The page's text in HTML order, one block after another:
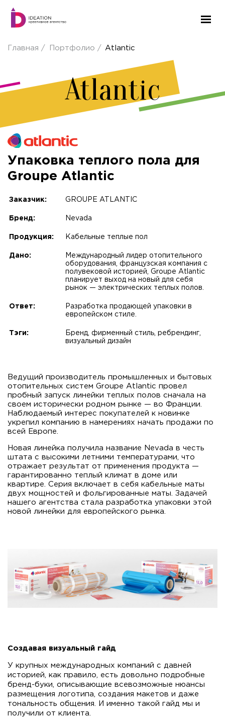
Главная Портфолио Atlantic
Atlantic
Упаковка теплого пола для
Groupe Atlantic
Заказчик: GROUPE ATLANTIC
Бренд: Nevada
Продукция: Кабельные теплые пол
Дано:
Международный лидер отопительного
оборудования, французская компания с
полувековой историей, Groupe Atlantic
планирует выход на новый для себя
рынок — электрических теплых полов.
Ответ:
Разработка продающей упаковки в
европейском стиле.
Тэги:
Бренд, фирменный стиль, ребрендинг,
визуальный дизайн
Ведущий производитель промышленных и бытовых
отопительных систем Groupe Atlantic провел
пробный запуск линейки теплых полов сначала на
своем исторически родном рынке — во Франции.
Наблюдаемый интерес покупателей к новинке
укрепил компанию в намерениях начать продажи по
всей Европе.
Новая линейка получила название Nevada в честь
штата с высокими летними температурами, что
отражает результат от применения продукта —
гарантированно теплый климат в доме или
квартире. Серия включает в себя кабельные маты
двух мощностей и фольгированные маты. Задачей
нашего агентства стала разработка упаковки этой
новой линейки для европейского рынка.
Создавая визуальный гайд
У крупных международных компаний с давней
историей, как правило, есть довольно подробные
бренд-буки, описывающие всевозможные нюансы
размещения логотипа, создания макетов и даже
тональность общения. И именно такой гайд мы и
получили от клиента.